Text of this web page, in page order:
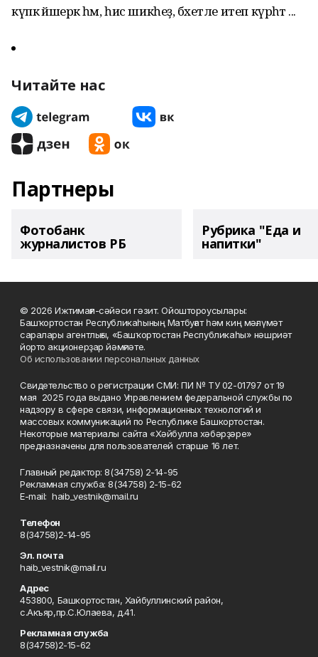
күпкә йәшерәк һәм, һис шикһеҙ, бәхетле итеп күрһәтә ...
Читайте нас
Партнеры
Фотобанк
журналистов РБ
Рубрика "Еда и
напитки"
© 2026 Ижтимағи-сәйәси гәзит. Ойоштороусылары:
Башҡортостан Республикаһының Матбуғат һәм киң мәғлүмәт
саралары агентлығы, «Башҡортостан Республикаһы» нәшриәт
йорто акционерҙар йәмғиәте.
Об использовании персональных данных
Свидетельство о регистрации СМИ: ПИ № ТУ 02-01797 от 19
мая 2025 года выдано Управлением федеральной службы по
надзору в сфере связи, информационных технологий и
массовых коммуникаций по Республике Башкортостан.
Некоторые материалы сайта «Хәйбулла хәбәрҙәре»
предназначены для пользователей старше 16 лет.
Главный редактор: 8(34758) 2-14-95
Рекламная служба: 8(34758) 2-15-62
Е-mаil: haib_vestnik@mail.ru
Телефон
8(34758)2-14-95
Эл. почта
haib_vestnik@mail.ru
Адрес
453800, Башкортостан, Хайбуллинский район,
с.Акъяр,пр.С.Юлаева, д.41.
Рекламная служба
8(34758)2-15-62